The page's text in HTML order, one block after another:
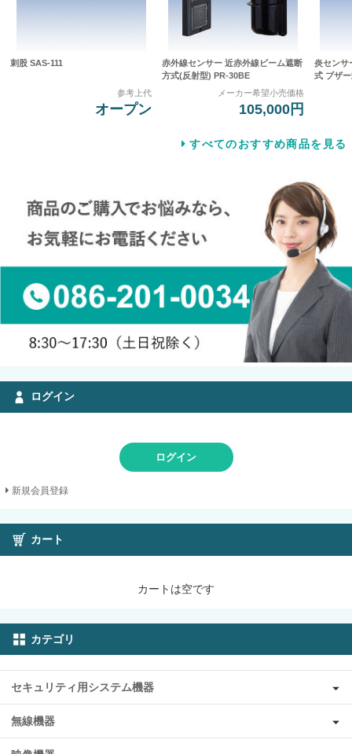
刺股 SAS-111
参考上代
オープン
赤外線センサー 近赤外線ビーム遮断
方式(反射型) PR-30BE
メーカー希望小売価格
105,000円
炎センサ
式 ブザ
すべてのおすすめ商品を見る
ログイン
ログイン
新規会員登録
カート
カートは空です
カテゴリ
セキュリティ用システム機器
無線機器